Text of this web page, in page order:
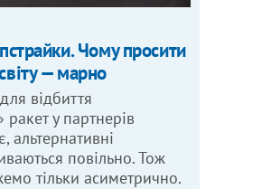
Чому просити
— марно
відбиття
у партнерів
альтернативні
повільно. Тож
тільки асиметрично.